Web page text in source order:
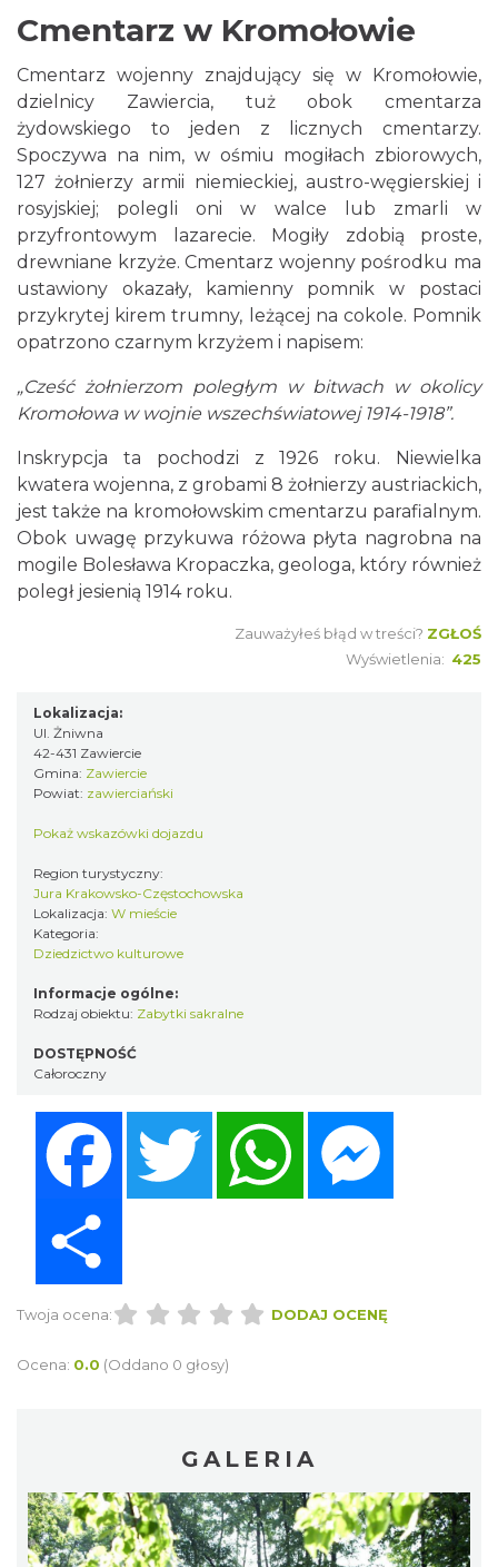
Cmentarz w Kromołowie
Cmentarz wojenny znajdujący się w Kromołowie,
dzielnicy Zawiercia, tuż obok cmentarza
żydowskiego to jeden z licznych cmentarzy.
Spoczywa na nim, w ośmiu mogiłach zbiorowych,
127 żołnierzy armii niemieckiej, austro-węgierskiej i
rosyjskiej; polegli oni w walce lub zmarli w
przyfrontowym lazarecie. Mogiły zdobią proste,
drewniane krzyże. Cmentarz wojenny pośrodku ma
ustawiony okazały, kamienny pomnik w postaci
przykrytej kirem trumny, leżącej na cokole. Pomnik
opatrzono czarnym krzyżem i napisem:
„Cześć żołnierzom poległym w bitwach w okolicy
Kromołowa w wojnie wszechświatowej 1914-1918”.
Inskrypcja ta pochodzi z 1926 roku. Niewielka
kwatera wojenna, z grobami 8 żołnierzy austriackich,
jest także na kromołowskim cmentarzu parafialnym.
Obok uwagę przykuwa różowa płyta nagrobna na
mogile Bolesława Kropaczka, geologa, który również
poległ jesienią 1914 roku.
Zauważyłeś błąd w treści? ZGŁOŚ
Wyświetlenia: 425
Lokalizacja:
Ul. Żniwna
42-431 Zawiercie
Gmina: Zawiercie
Powiat: zawierciański
Pokaż wskazówki dojazdu
Region turystyczny:
Jura Krakowsko-Częstochowska
Lokalizacja: W mieście
Kategoria:
Dziedzictwo kulturowe
Informacje ogólne:
Rodzaj obiektu: Zabytki sakralne
DOSTĘPNOŚĆ
Całoroczny
Twitter WhatsApp
Twoja ocena: DODAJ OCENĘ
Ocena: 0.0 (Oddano 0 głosy)
GALERIA